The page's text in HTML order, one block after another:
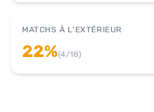
MATCHS À L'EXTÉRIEUR
22%(4/18)